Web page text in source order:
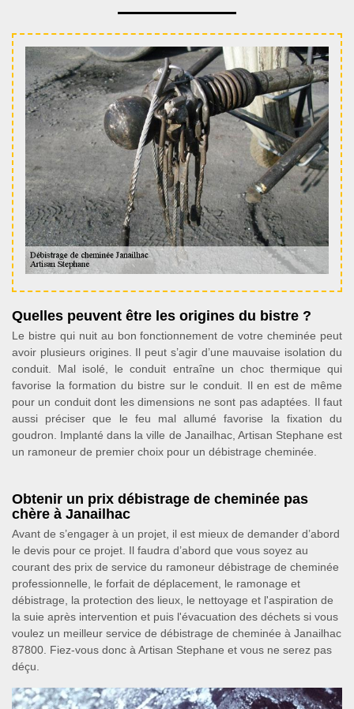
Quelles peuvent être les origines du bistre ?
Le bistre qui nuit au bon fonctionnement de votre cheminée peut
avoir plusieurs origines. Il peut s’agir d’une mauvaise isolation du
conduit. Mal isolé, le conduit entraîne un choc thermique qui
favorise la formation du bistre sur le conduit. Il en est de même
pour un conduit dont les dimensions ne sont pas adaptées. Il faut
aussi préciser que le feu mal allumé favorise la fixation du
goudron. Implanté dans la ville de Janailhac, Artisan Stephane est
un ramoneur de premier choix pour un débistrage cheminée.
Obtenir un prix débistrage de cheminée pas
chère à Janailhac
Avant de s’engager à un projet, il est mieux de demander d’abord
le devis pour ce projet. Il faudra d’abord que vous soyez au
courant des prix de service du ramoneur débistrage de cheminée
professionnelle, le forfait de déplacement, le ramonage et
débistrage, la protection des lieux, le nettoyage et l'aspiration de
la suie après intervention et puis l'évacuation des déchets si vous
voulez un meilleur service de débistrage de cheminée à Janailhac
87800. Fiez-vous donc à Artisan Stephane et vous ne serez pas
déçu.